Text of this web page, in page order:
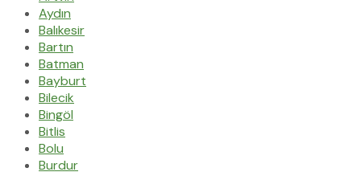
Aydın
Balıkesir
Bartın
Batman
Bayburt
Bilecik
Bingöl
Bitlis
Bolu
Burdur